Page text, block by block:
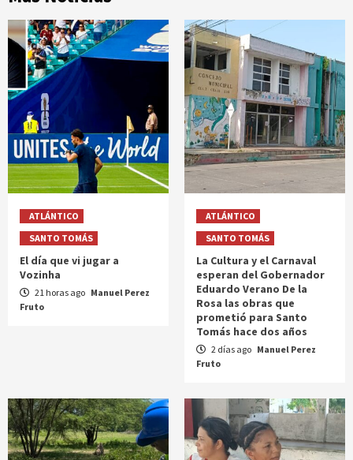
ATLÁNTICO
SANTO TOMÁS
El día que vi jugar a
Vozinha
21 horas ago Manuel Perez
Fruto
ATLÁNTICO
SANTO TOMÁS
La Cultura y el Carnaval
esperan del Gobernador
Eduardo Verano De la
Rosa las obras que
prometió para Santo
Tomás hace dos años
2 días ago Manuel Perez
Fruto